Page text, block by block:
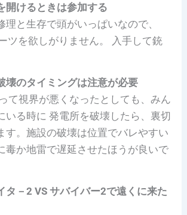
開けるときは参加する
理と生存で頭がいっぱいなので、
ツを欲しがりません。 入手して銃
壊のタイミングは注意が必要
て視界が悪くなったとしても、みん
いる時に 発電所を破壊したら、裏切
す。施設の破壊は位置でバレやすい
毒か地雷で遅延させたほうが良いで
－2 VS サバイバー2で遠くに来た